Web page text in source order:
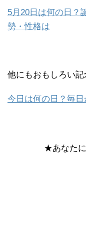
5月20日は何の日？
勢・性格は
他にもおもしろい記
今日は何の日？毎
★あなた